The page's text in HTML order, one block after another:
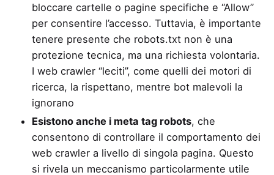
bloccare cartelle o pagine specifiche e “Allow”
per consentire l’accesso. Tuttavia, è importante
tenere presente che robots.txt non è una
protezione tecnica, ma una richiesta volontaria.
I web crawler “leciti”, come quelli dei motori di
ricerca, la rispettano, mentre bot malevoli la
ignorano
Esistono anche i meta tag robots, che
consentono di controllare il comportamento dei
web crawler a livello di singola pagina. Questo
si rivela un meccanismo particolarmente utile